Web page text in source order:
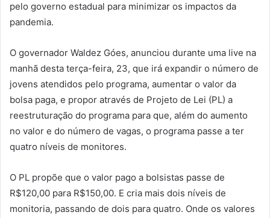
pelo governo estadual para minimizar os impactos da
pandemia.
O governador Waldez Góes, anunciou durante uma live na
manhã desta terça-feira, 23, que irá expandir o número de
jovens atendidos pelo programa, aumentar o valor da
bolsa paga, e propor através de Projeto de Lei (PL) a
reestruturação do programa para que, além do aumento
no valor e do número de vagas, o programa passe a ter
quatro níveis de monitores.
O PL propõe que o valor pago a bolsistas passe de
R$120,00 para R$150,00. E cria mais dois níveis de
monitoria, passando de dois para quatro. Onde os valores